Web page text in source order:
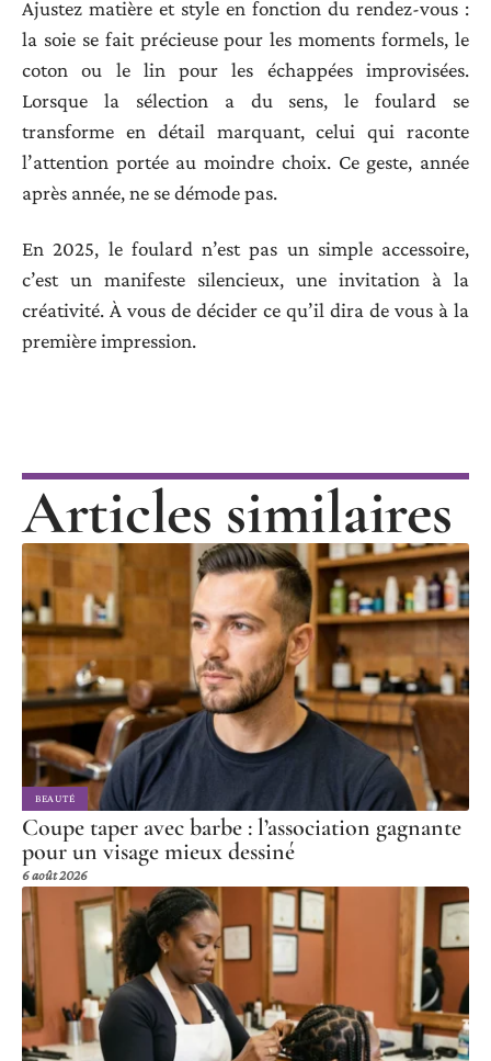
Ajustez matière et style en fonction du rendez-vous :
la soie se fait précieuse pour les moments formels, le
coton ou le lin pour les échappées improvisées.
Lorsque la sélection a du sens, le foulard se
transforme en détail marquant, celui qui raconte
l’attention portée au moindre choix. Ce geste, année
après année, ne se démode pas.
En 2025, le foulard n’est pas un simple accessoire,
c’est un manifeste silencieux, une invitation à la
créativité. À vous de décider ce qu’il dira de vous à la
première impression.
Articles similaires
BEAUTÉ
Coupe taper avec barbe : l’association gagnante
pour un visage mieux dessiné
6 août 2026